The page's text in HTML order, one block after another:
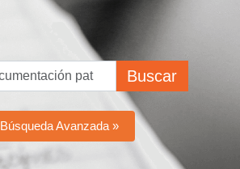
Buscar
Búsqueda Avanzada »